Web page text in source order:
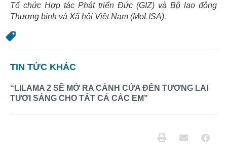
Tổ chức Hợp tác Phát triển Đức (GIZ) và Bộ lao động
Thương binh và Xã hội Việt Nam (MoLISA).
TIN TỨC KHÁC
“LILAMA 2 SẼ MỞ RA CÁNH CỬA ĐẾN TƯƠNG LAI
TƯƠI SÁNG CHO TẤT CẢ CÁC EM”